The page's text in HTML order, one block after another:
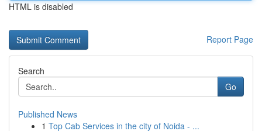
HTML is disabled
Report Page
Search
Go
Published News
1 Top Cab Services in the city of Noida - ...